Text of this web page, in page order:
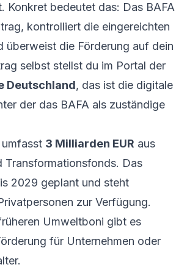
Konkret bedeutet das: Das BAFA
kontrolliert die eingereichten
überweist die Förderung auf dein
selbst stellst du im Portal der
Deutschland, das ist die digitale
der das BAFA als zuständige
3 Milliarden EUR aus
Transformationsfonds. Das
2029 geplant und steht
zur Verfügung.
Umweltboni gibt es
für Unternehmen oder